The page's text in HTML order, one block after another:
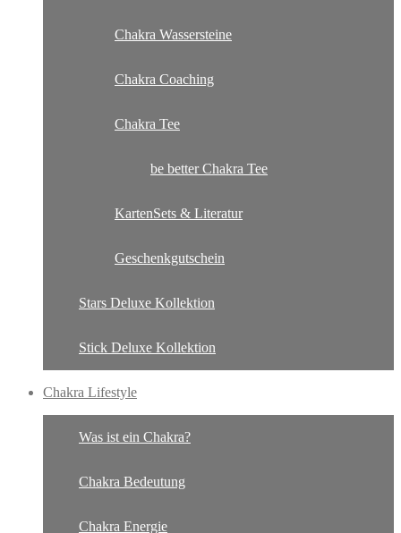
Chakra Wassersteine
Chakra Coaching
Chakra Tee
be better Chakra Tee
KartenSets & Literatur
Geschenkgutschein
Stars Deluxe Kollektion
Stick Deluxe Kollektion
Chakra Lifestyle
Was ist ein Chakra?
Chakra Bedeutung
Chakra Energie